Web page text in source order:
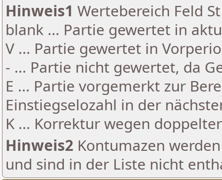
Hinweis1 Wertebereich Feld
blank ... Partie gewertet in
V ... Partie gewertet in
- ... Partie nicht gewertet, da
E ... Partie vorgemerkt zur
Einstiegselozahl in der
K ... Korrektur wegen
Hinweis2 Kontumazen
und sind in der Liste nicht